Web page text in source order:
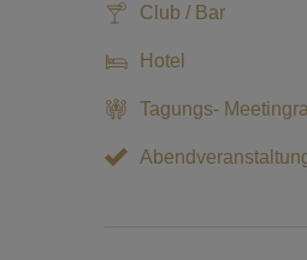
Die Lage des Hotels
Salzhof und der
Club / Bar
Hotel
Tagungs-